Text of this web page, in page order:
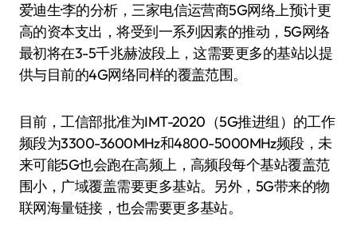
爱迪生·李的分析，三家电信运营商5G网络上预计更
高的资本支出，将受到一系列因素的推动，5G网络
最初将在3-5千兆赫波段上，这需要更多的基站以提
供与目前的4G网络同样的覆盖范围。
目前，工信部批准为IMT-2020（5G推进组）的工作
频段为3300-3600MHz和4800-5000MHz频段，未
来可能5G也会跑在高频上，高频段每个基站覆盖范
围小，广域覆盖需要更多基站。另外，5G带来的物
联网海量链接，也会需要更多基站。